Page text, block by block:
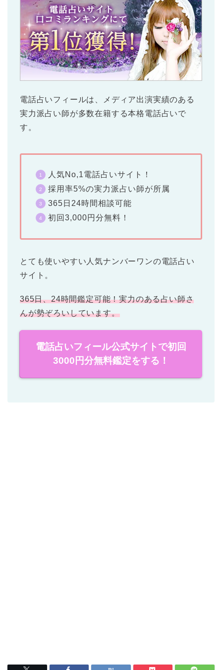
電話占いフィールは、メディア出演実績のある
実力派占い師が多数在籍する本格電話占いで
す。
人気No,1電話占いサイト！
採用率5%の実力派占い師が所属
365日24時間相談可能
初回3,000円分無料！
とても使いやすい人気ナンバーワンの電話占い
サイト。
365日、24時間鑑定可能！実力のある占い師さ
んが勢ぞろいしています。
電話占いフィール公式サイトで初回
3000円分無料鑑定をする！